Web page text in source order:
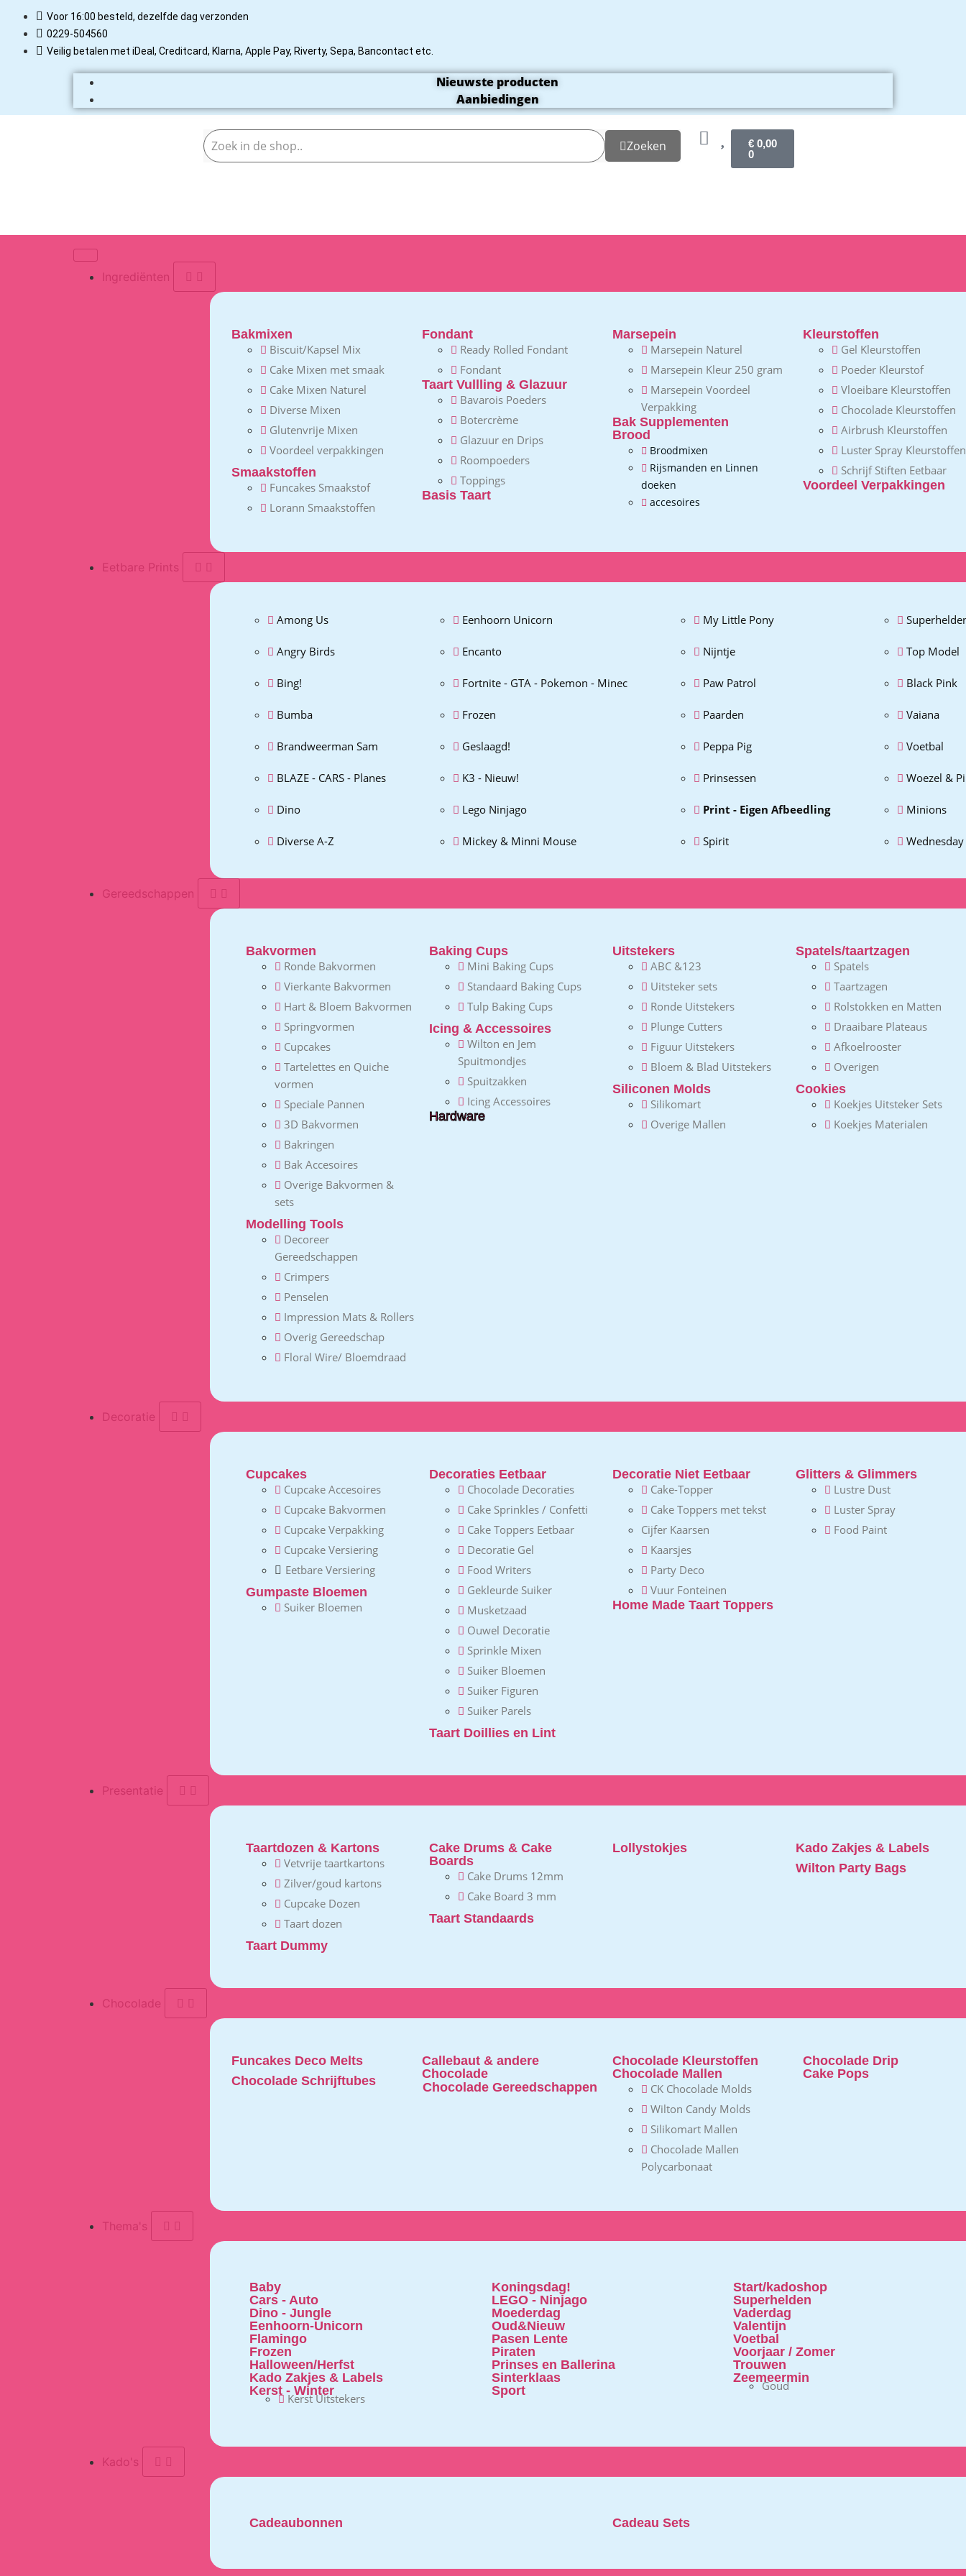
Voor 16:00 besteld, dezelfde dag verzonden
0229-504560
Veilig betalen met iDeal, Creditcard, Klarna, Apple Pay, Riverty, Sepa, Bancontact etc.
Nieuwste producten
Aanbiedingen
Zoeken € 0,00
0
Ingrediënten
Bakmixen
Biscuit/Kapsel Mix
Cake Mixen met smaak
Cake Mixen Naturel
Diverse Mixen
Glutenvrije Mixen
Voordeel verpakkingen
Smaakstoffen
Funcakes Smaakstof
Lorann Smaakstoffen
Fondant
Ready Rolled Fondant
Fondant
Taart Vullling & Glazuur
Bavarois Poeders
Botercrème
Glazuur en Drips
Roompoeders
Toppings
Basis Taart
Marsepein
Marsepein Naturel
Marsepein Kleur 250 gram
Marsepein Voordeel
Verpakking
Bak Supplementen
Brood
Broodmixen
Rijsmanden en Linnen
doeken
accesoires
Kleurstoffen
Gel Kleurstoffen
Poeder Kleurstof
Vloeibare Kleurstoffen
Chocolade Kleurstoffen
Airbrush Kleurstoffen
Luster Spray Kleurstoffen
Schrijf Stiften Eetbaar
Voordeel Verpakkingen
Eetbare Prints
Among Us
Angry Birds
Bing!
Bumba
Brandweerman Sam
BLAZE - CARS - Planes
Dino
Diverse A-Z
Eenhoorn Unicorn
Encanto
Fortnite - GTA - Pokemon - Minec
Frozen
Geslaagd!
K3 - Nieuw!
Lego Ninjago
Mickey & Minni Mouse
My Little Pony
Nijntje
Paw Patrol
Paarden
Peppa Pig
Prinsessen
Print - Eigen Afbeedling
Spirit
Top Model
Black Pink
Vaiana
Voetbal
Woezel &
Minions
Wednesday
Gereedschappen
Bakvormen
Ronde Bakvormen
Vierkante Bakvormen
Hart & Bloem Bakvormen
Springvormen
Cupcakes
Tartelettes en Quiche
vormen
Speciale Pannen
3D Bakvormen
Bakringen
Bak Accesoires
Overige Bakvormen &
sets
Modelling Tools
Decoreer
Gereedschappen
Crimpers
Penselen
Impression Mats & Rollers
Overig Gereedschap
Floral Wire/ Bloemdraad
Baking Cups
Mini Baking Cups
Standaard Baking Cups
Tulp Baking Cups
Icing & Accessoires
Wilton en Jem
Spuitmondjes
Spuitzakken
Icing Accessoires
Hardware
Uitstekers
ABC &123
Uitsteker sets
Ronde Uitstekers
Plunge Cutters
Figuur Uitstekers
Bloem & Blad Uitstekers
Siliconen Molds
Silikomart
Overige Mallen
Spatels/taartzagen
Spatels
Taartzagen
Rolstokken en Matten
Draaibare Plateaus
Afkoelrooster
Overigen
Cookies
Koekjes Uitsteker Sets
Koekjes Materialen
Decoratie
Cupcakes
Cupcake Accesoires
Cupcake Bakvormen
Cupcake Verpakking
Cupcake Versiering
Eetbare Versiering
Gumpaste Bloemen
Suiker Bloemen
Decoraties Eetbaar
Chocolade Decoraties
Cake Sprinkles / Confetti
Cake Toppers Eetbaar
Decoratie Gel
Food Writers
Gekleurde Suiker
Musketzaad
Ouwel Decoratie
Sprinkle Mixen
Suiker Bloemen
Suiker Figuren
Suiker Parels
Taart Doillies en Lint
Decoratie Niet Eetbaar
Cake-Topper
Cake Toppers met tekst
Cijfer Kaarsen
Kaarsjes
Party Deco
Vuur Fonteinen
Home Made Taart Toppers
Glitters & Glimmers
Lustre Dust
Luster Spray
Food Paint
Presentatie
Taartdozen & Kartons
Vetvrije taartkartons
Zilver/goud kartons
Cupcake Dozen
Taart dozen
Taart Dummy
Cake Drums & Cake
Boards
Cake Drums 12mm
Cake Board 3 mm
Taart Standaards
Lollystokjes
Kado Zakjes & Labels
Wilton Party Bags
Chocolade
Funcakes Deco Melts
Chocolade Schrijftubes
Callebaut & andere
Chocolade
Chocolade Gereedschappen
Chocolade Kleurstoffen
Chocolade Mallen
CK Chocolade Molds
Wilton Candy Molds
Silikomart Mallen
Chocolade Mallen
Polycarbonaat
Chocolade Drip
Cake Pops
Thema's
Baby
Cars - Auto
Dino - Jungle
Eenhoorn-Unicorn
Flamingo
Frozen
Halloween/Herfst
Kado Zakjes & Labels
Kerst - Winter
Kerst Uitstekers
Koningsdag!
LEGO - Ninjago
Moederdag
Oud&Nieuw
Pasen Lente
Piraten
Prinses en Ballerina
Sinterklaas
Sport
Start/kadoshop
Superhelden
Vaderdag
Valentijn
Voetbal
Voorjaar / Zomer
Trouwen
Zeemeermin
Goud
Kado's
Cadeaubonnen Cadeau Sets